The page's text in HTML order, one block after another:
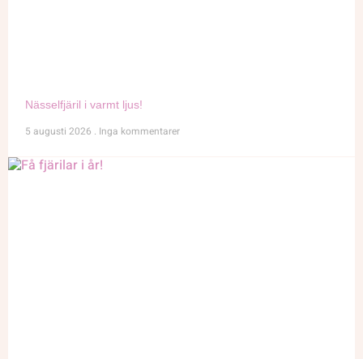
Nässelfjäril i varmt ljus!
5 augusti 2026 Inga kommentarer